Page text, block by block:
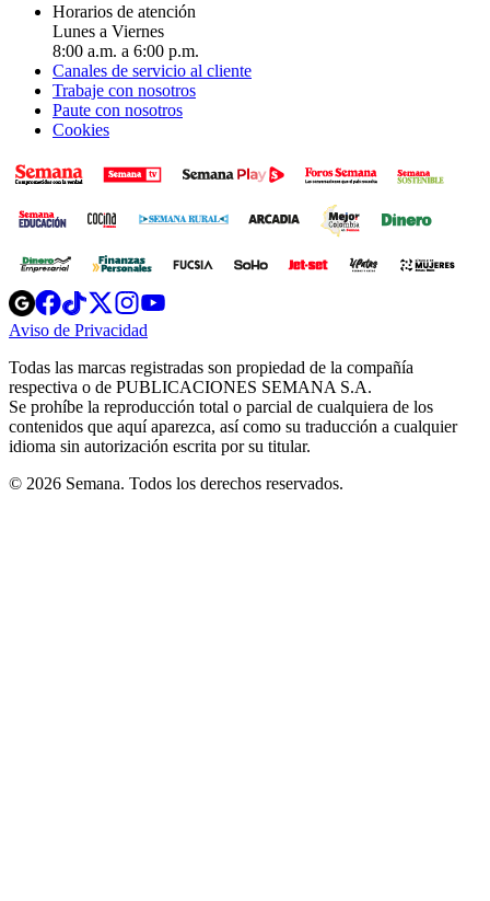
Horarios de atención
Lunes a Viernes
8:00 a.m. a 6:00 p.m.
Canales de servicio al cliente
Trabaje con nosotros
Paute con nosotros
Cookies
Opens
in
new
Opens
in
new
Opens
in
new
window
Opens
new
windowwindow
Aviso de Privacidad
new
window
Todas las marcas registradas son propiedad de la compañía
respectiva o de PUBLICACIONES SEMANA S.A.
Se prohíbe la reproducción total o parcial de cualquiera de los
contenidos que aquí aparezca, así como su traducción a cualquier
idioma sin autorización escrita por su titular.
© 2026 Semana. Todos los derechos reservados.